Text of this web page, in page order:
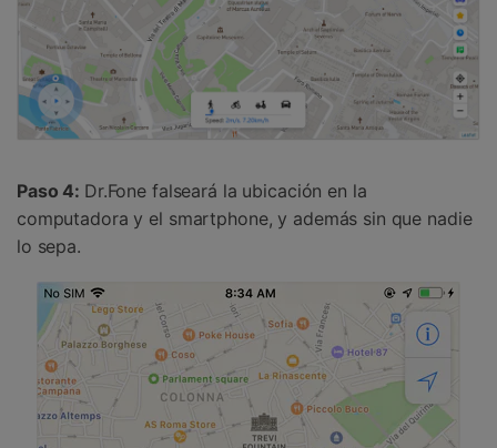
Paso 4: Dr.Fone falseará la ubicación en la
computadora y el smartphone, y además sin que nadie
lo sepa.